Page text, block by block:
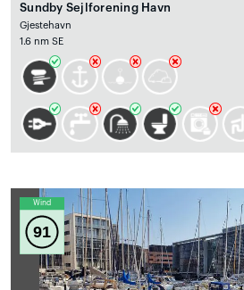
Sundby Sejlforening Havn
Gjestehavn
1.6 nm SE
Wind
91